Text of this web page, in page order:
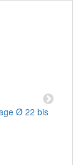
Ø 22 bis